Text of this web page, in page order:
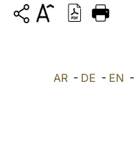
ITALIANO
AR- DE - EN -